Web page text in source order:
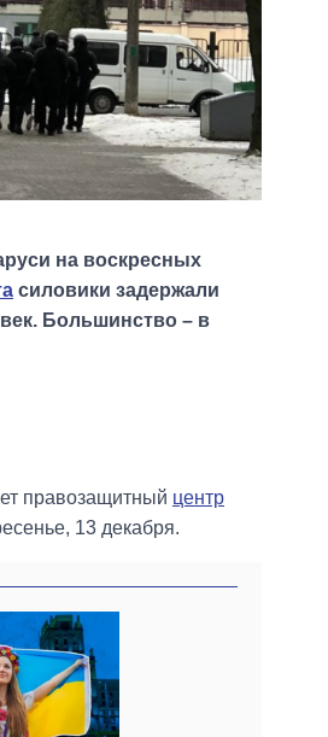
на воскресных
силовики задержали
Большинство – в
правозащитный центр
13 декабря.